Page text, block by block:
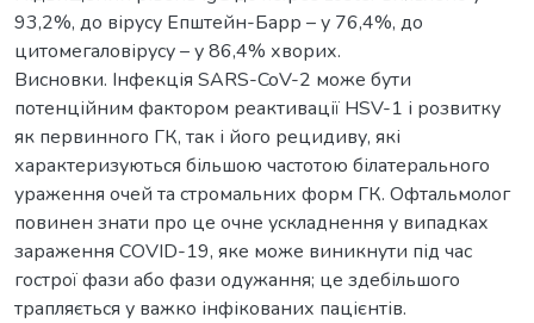
93,2%, до вірусу Епштейн-Барр – у 76,4%, до
цитомегаловірусу – у 86,4% хворих.
Висновки. Інфекція SARS-CoV-2 може бути
потенційним фактором реактивації HSV-1 і розвитку
як первинного ГК, так і його рецидиву, які
характеризуються більшою частотою білатерального
ураження очей та стромальних форм ГК. Офтальмолог
повинен знати про це очне ускладнення у випадках
зараження COVID-19, яке може виникнути під час
гострої фази або фази одужання; це здебільшого
трапляється у важко інфікованих пацієнтів.